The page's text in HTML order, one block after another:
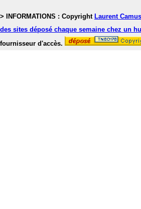
> INFORMATIONS : Copyright Laurent Camus
des sites déposé chaque semaine chez un
fournisseur d'accès.